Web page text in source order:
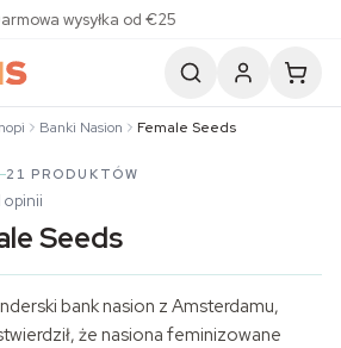
wysyłka od €25
Banki Nasion Female Seeds
21 PRODUKTÓW
opinii
Seeds
bank nasion z Amsterdamu,
że nasiona feminizowane